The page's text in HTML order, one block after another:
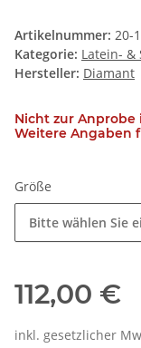
Artikelnummer: 20-
Kategorie: Latein- &
Hersteller: Diamant
Nicht zur
Weitere Angaben
Größe
Bitte wählen Sie
112,00 €
inkl. gesetzlicher